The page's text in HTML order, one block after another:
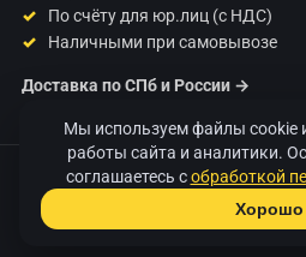
По счёту для юр.лиц (с НДС)
Наличными при самовывозе
Доставка по СПб и России →
© 2026 Типография «120 Грамм».
Петербурге.
+7 812 425-31-03 · 120@120gramm.ru
Мы используем файлы cookie
работы сайта и аналитики.
соглашаетесь собработкой
Хорошо